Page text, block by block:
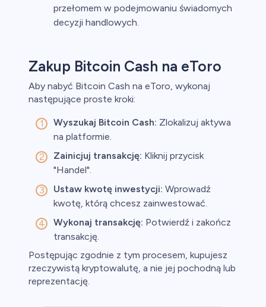
przełomem w podejmowaniu świadomych
decyzji handlowych.
Zakup Bitcoin Cash na eToro
Aby nabyć Bitcoin Cash na eToro, wykonaj
następujące proste kroki:
Wyszukaj Bitcoin Cash: Zlokalizuj aktywa
na platformie.
Zainicjuj transakcję: Kliknij przycisk
"Handel".
Ustaw kwotę inwestycji: Wprowadź
kwotę, którą chcesz zainwestować.
Wykonaj transakcję: Potwierdź i zakończ
transakcję.
Postępując zgodnie z tym procesem, kupujesz
rzeczywistą kryptowalutę, a nie jej pochodną lub
reprezentację.